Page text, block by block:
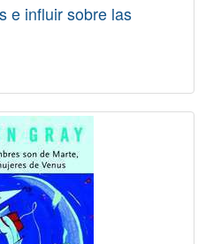
e influir sobre las